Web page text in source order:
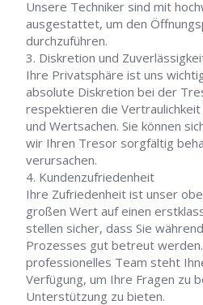
Unsere Techniker sind mit
ausgestattet, um den
durchzuführen.
Diskretion und
Ihre Privatsphäre ist uns
absolute Diskretion bei der
respektieren die
und Wertsachen. Sie können
wir Ihren Tresor sorgfältig
verursachen.
Kundenzufriedenheit
Ihre Zufriedenheit ist unser
großen Wert auf einen
stellen sicher, dass Sie
Prozesses gut betreut
professionelles Team steht
Verfügung, um Ihre Fragen zu
Unterstützung zu bieten.